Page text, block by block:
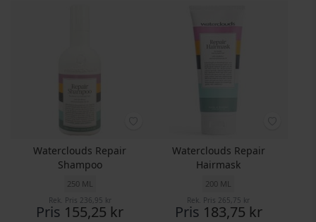
Waterclouds Repair
Shampoo
250 ML
Rek. Pris 236,95 kr
Pris 155,25 kr
Waterclouds Repair
Hairmask
200 ML
Rek. Pris 265,75 kr
Pris 183,75 kr